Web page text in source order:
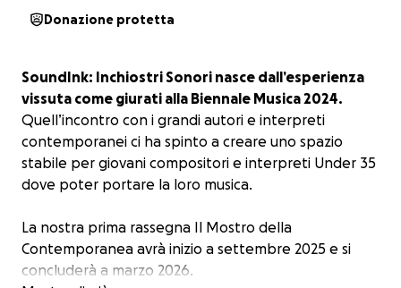
Donazione protetta
SoundInk: Inchiostri Sonori nasce dall’esperienza
vissuta come giurati alla Biennale Musica 2024.
Quell’incontro con i grandi autori e interpreti
contemporanei ci ha spinto a creare uno spazio
stabile per giovani compositori e interpreti Under 35
dove poter portare la loro musica.
La nostra prima rassegna Il Mostro della
Contemporanea avrà inizio a settembre 2025 e si
concluderà a marzo 2026.